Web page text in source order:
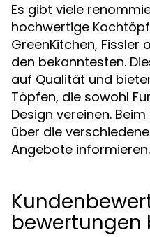
Es gibt viele
hochwertige
GreenKitchen, Fissler
den bekanntesten.
auf Qualität und
Töpfen, die sowohl
Design vereinen.
über die
Angebote informieren.
bewertungen